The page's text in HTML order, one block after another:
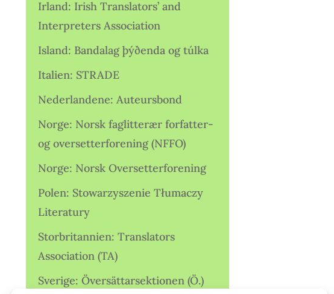
Irland: Irish Translators’ and
Interpreters Association
Island: Bandalag þýðenda og túlka
Italien: STRADE
Nederlandene: Auteursbond
Norge: Norsk faglitterær forfatter-
og oversetterforening (NFFO)
Norge: Norsk Oversetterforening
Polen: Stowarzyszenie Tłumaczy
Literatury
Storbritannien: Translators
Association (TA)
Sverige: Översättarsektionen (Ö.)